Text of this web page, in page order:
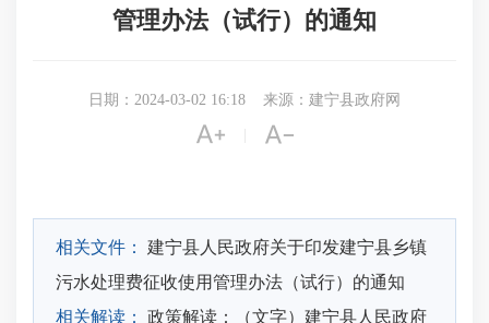
管理办法（试行）的通知
日期：2024-03-02 16:18 来源：建宁县政府网
 
相关文件：
建宁县人民政府关于印发建宁县乡镇
污水处理费征收使用管理办法（试行）的通知
相关解读：
政策解读：（文字）建宁县人民政府